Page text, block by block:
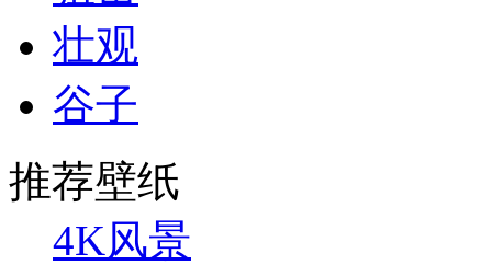
壮观
谷子
推荐壁纸
4K风景